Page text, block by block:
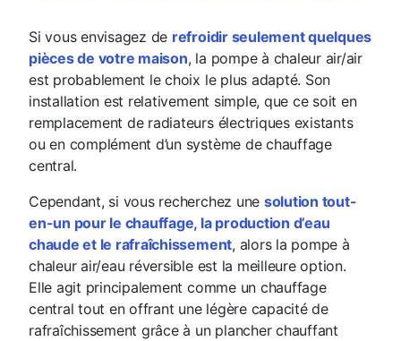
Si vous envisagez de refroidir seulement quelques
pièces de votre maison, la pompe à chaleur air/air
est probablement le choix le plus adapté. Son
installation est relativement simple, que ce soit en
remplacement de radiateurs électriques existants
ou en complément d’un système de chauffage
central.
Cependant, si vous recherchez une solution tout-
en-un pour le chauffage, la production d’eau
chaude et le rafraîchissement, alors la pompe à
chaleur air/eau réversible est la meilleure option.
Elle agit principalement comme un chauffage
central tout en offrant une légère capacité de
rafraîchissement grâce à un plancher chauffant